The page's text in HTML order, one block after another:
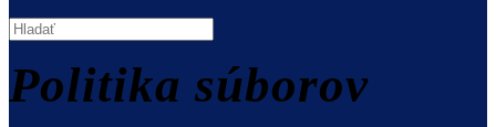
Politika súborov